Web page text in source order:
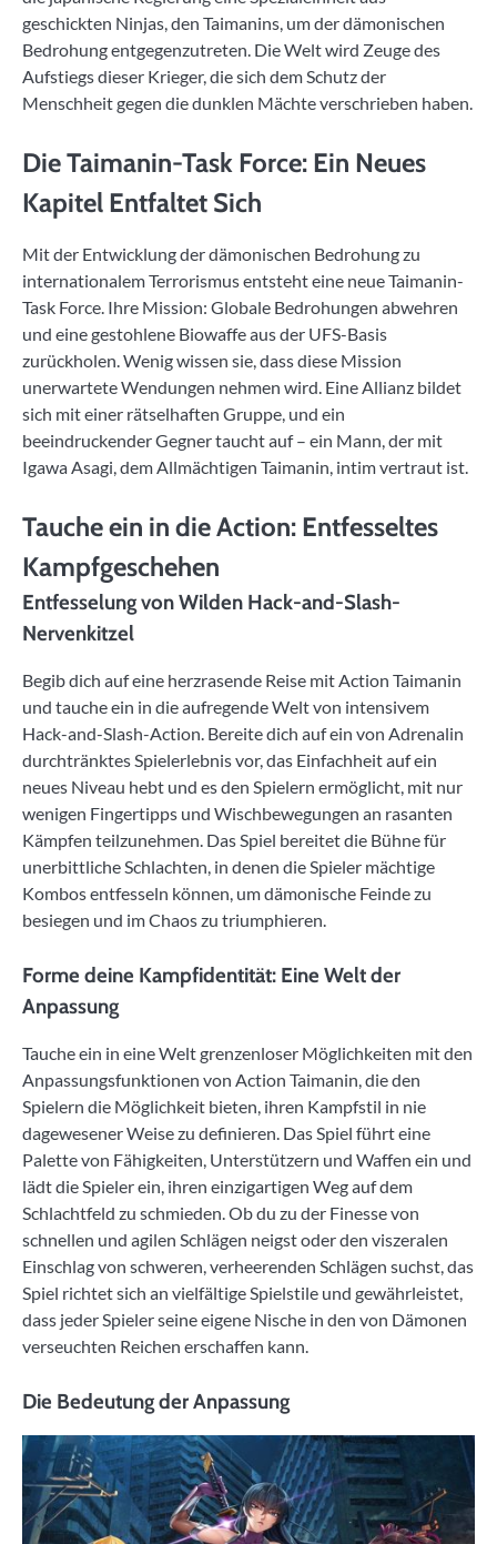
geschickten Ninjas, den Taimanins, um der dämonischen
Bedrohung entgegenzutreten. Die Welt wird Zeuge des
Aufstiegs dieser Krieger, die sich dem Schutz der
Menschheit gegen die dunklen Mächte verschrieben haben.
Die Taimanin-Task Force: Ein Neues
Kapitel Entfaltet Sich
Mit der Entwicklung der dämonischen Bedrohung zu
internationalem Terrorismus entsteht eine neue Taimanin-
Task Force. Ihre Mission: Globale Bedrohungen abwehren
und eine gestohlene Biowaffe aus der UFS-Basis
zurückholen. Wenig wissen sie, dass diese Mission
unerwartete Wendungen nehmen wird. Eine Allianz bildet
sich mit einer rätselhaften Gruppe, und ein
beeindruckender Gegner taucht auf – ein Mann, der mit
Igawa Asagi, dem Allmächtigen Taimanin, intim vertraut ist.
Tauche ein in die Action: Entfesseltes
Kampfgeschehen
Entfesselung von Wilden Hack-and-Slash-
Nervenkitzel
Begib dich auf eine herzrasende Reise mit Action Taimanin
und tauche ein in die aufregende Welt von intensivem
Hack-and-Slash-Action. Bereite dich auf ein von Adrenalin
durchtränktes Spielerlebnis vor, das Einfachheit auf ein
neues Niveau hebt und es den Spielern ermöglicht, mit nur
wenigen Fingertipps und Wischbewegungen an rasanten
Kämpfen teilzunehmen. Das Spiel bereitet die Bühne für
unerbittliche Schlachten, in denen die Spieler mächtige
Kombos entfesseln können, um dämonische Feinde zu
besiegen und im Chaos zu triumphieren.
Forme deine Kampfidentität: Eine Welt der
Anpassung
Tauche ein in eine Welt grenzenloser Möglichkeiten mit den
Anpassungsfunktionen von Action Taimanin, die den
Spielern die Möglichkeit bieten, ihren Kampfstil in nie
dagewesener Weise zu definieren. Das Spiel führt eine
Palette von Fähigkeiten, Unterstützern und Waffen ein und
lädt die Spieler ein, ihren einzigartigen Weg auf dem
Schlachtfeld zu schmieden. Ob du zu der Finesse von
schnellen und agilen Schlägen neigst oder den viszeralen
Einschlag von schweren, verheerenden Schlägen suchst, das
Spiel richtet sich an vielfältige Spielstile und gewährleistet,
dass jeder Spieler seine eigene Nische in den von Dämonen
verseuchten Reichen erschaffen kann.
Die Bedeutung der Anpassung